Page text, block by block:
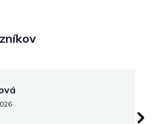
je 5 z 5 hviezdičiek.